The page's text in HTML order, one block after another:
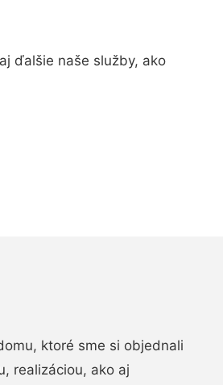
ďalšie naše služby, ako
ktoré sme si objednali
realizáciou, ako aj